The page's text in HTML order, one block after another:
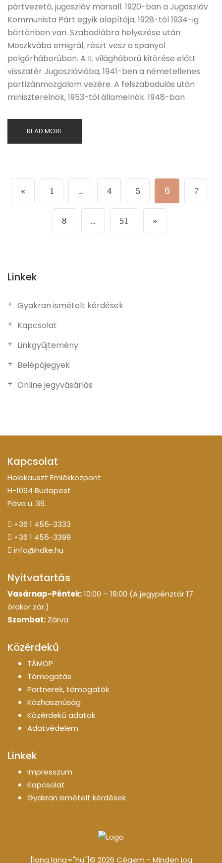
pártvezető, jugoszláv marsall. 1920-ban a Jugoszláv
Kommunista Párt egyik alapítója, 1928-tól 1934-ig
börtönben van. Szabadlábra helyezése után
Moszkvába emigrál, részt vesz a spanyol
polgárháborúban. A II. világháború kitörése előtt
visszatér Jugoszláviába, 1941-ben a németellenes
partizánmozgalom vezére. A felszabadulás után
miniszterelnök, 1953-tól államelnök. 1948-ban
READ MORE
« 1 … 4 5 6 7
8 … 51 »
Linkek
Gyakran ismételt kérdések
Kapcsolat
Linkgyűjtemény
Belépőjegyek
Online jegyvásárlás
Kapcsolat
Holokauszt Emlékközpont
H-1094 Budapest
Páva u. 39.
+36 1 455-3333
+36 1 455-3399
info@hdke.hu
Nyitvatartás
Vasárnap-Péntek:10:00 – 18:00 (A jegypénztár 17
órakor zár.)
Szombat: Zárva
Közérdekű
TÁMOP
Támogatás
Partnerek, támogatók
Közhasznúság
Közérdekű adatok
Adatvédelem
Linkek
Impresszum
Kapcsolat
Gyakran ismételt kérdések
[lang lang="hu"]© 2026 Cégem - Minden jog